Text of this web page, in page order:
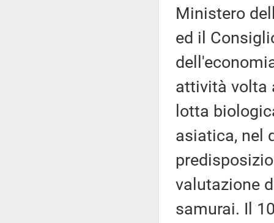
Ministero
ed il
attività volta
lotta
asiatica, nel
valutazione
samurai. Il